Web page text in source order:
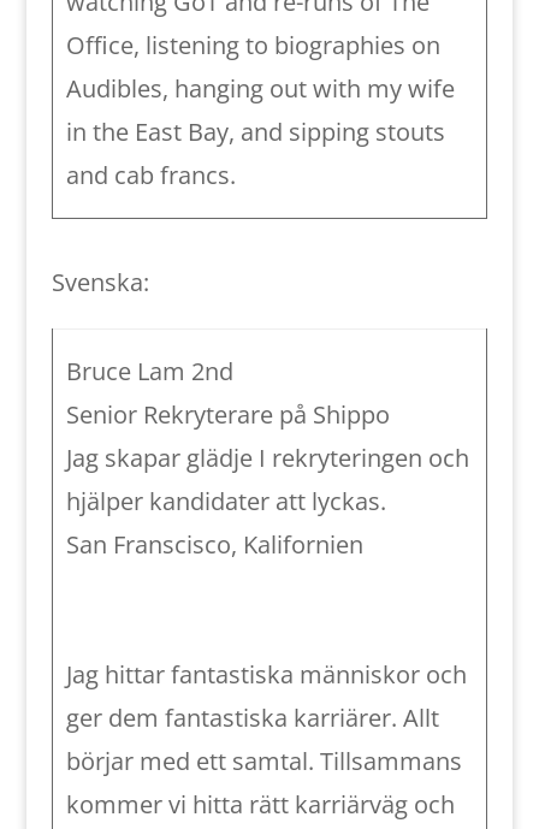
Office, listening to biographies on
Audibles, hanging out with my wife
in the East Bay, and sipping stouts
and cab francs.
Svenska:
Bruce Lam 2nd
Senior Rekryterare på Shippo
Jag skapar glädje I rekryteringen och
hjälper kandidater att lyckas.
San Franscisco, Kalifornien
Jag hittar fantastiska människor och
ger dem fantastiska karriärer. Allt
börjar med ett samtal. Tillsammans
kommer vi hitta rätt karriärväg och